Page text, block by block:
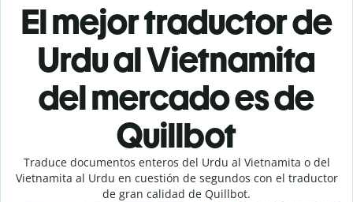
El mejor traductor de
Urdu al Vietnamita
del mercado es de
Quillbot
Traduce documentos enteros del Urdu al Vietnamita o del
Vietnamita al Urdu en cuestión de segundos con el traductor
de gran calidad de Quillbot.